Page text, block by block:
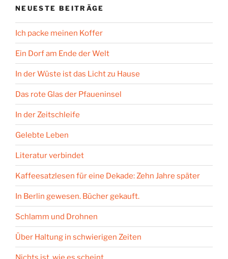
NEUESTE BEITRÄGE
Ich packe meinen Koffer
Ein Dorf am Ende der Welt
In der Wüste ist das Licht zu Hause
Das rote Glas der Pfaueninsel
In der Zeitschleife
Gelebte Leben
Literatur verbindet
Kaffeesatzlesen für eine Dekade: Zehn Jahre später
In Berlin gewesen. Bücher gekauft.
Schlamm und Drohnen
Über Haltung in schwierigen Zeiten